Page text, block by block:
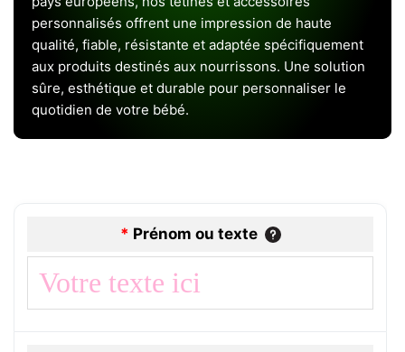
personnalisés offrent une impression de haute
qualité, fiable, résistante et adaptée spécifiquement
aux produits destinés aux nourrissons. Une solution
sûre, esthétique et durable pour personnaliser le
quotidien de votre bébé.
* Prénom ou texte